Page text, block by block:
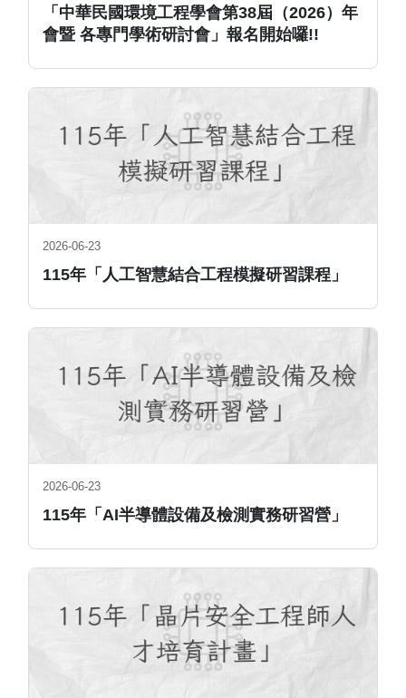
「中華民國環境工程學會第38屆（2026）年
會暨 各專門學術研討會」報名開始囉!!
2026-06-23
115年「人工智慧結合工程模擬研習課程」
2026-06-23
115年「AI半導體設備及檢測實務研習營」